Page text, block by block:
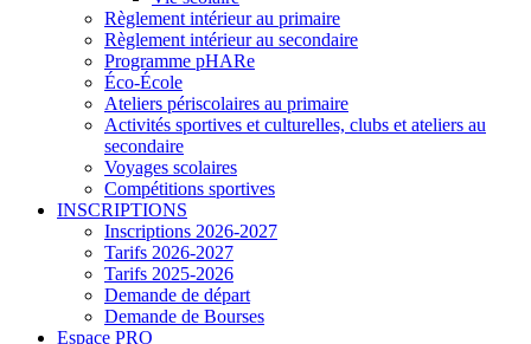
Règlement intérieur au primaire
Règlement intérieur au secondaire
Programme pHARe
Éco-École
Ateliers périscolaires au primaire
Activités sportives et culturelles, clubs et ateliers au
secondaire
Voyages scolaires
Compétitions sportives
INSCRIPTIONS
Inscriptions 2026-2027
Tarifs 2026-2027
Tarifs 2025-2026
Demande de départ
Demande de Bourses
Espace PRO